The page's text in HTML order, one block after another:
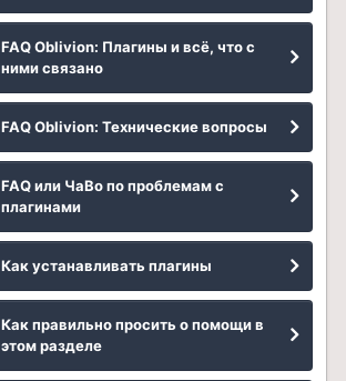
FAQ Oblivion: Плагины и всё, что с
ними связано
FAQ Oblivion: Технические вопросы
FAQ или ЧаВо по проблемам с
плагинами
Как устанавливать плагины
Как правильно просить о помощи в
этом разделе